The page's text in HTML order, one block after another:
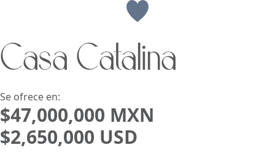
Casa Catalina
Se ofrece en:
$47,000,000 MXN
$2,650,000 USD